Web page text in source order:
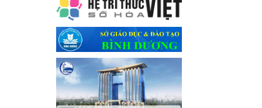
trật tự, an toàn giao thông
năm 2024 tại các cơ sở giáo
dục trên địa bàn thị xã Bến
Cát
Kế hoạch Triển khai công tác
tuyên truyền, đảm bảo trật tự,
an toàn giao thông năm 2024
tại các cơ sở giáo dục trên địa
bàn thị xã Bến Cát